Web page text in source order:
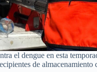
el dengue en esta
de almacenamiento